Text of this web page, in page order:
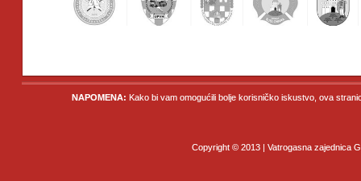
NAPOMENA: Kako bi vam omogućili bolje korisničko iskustvo, ova
Copyright © 2013 | Vatrogasna zajednica